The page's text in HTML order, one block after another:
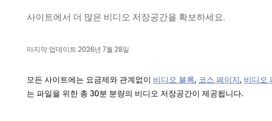
사이트에서 더 많은 비디오 저장공간을 확보하세요.
마지막 업데이트 2026년 7월 28일
모든 사이트에는 요금제와 관계없이 비디오 블록, 코스 페이지, 비디오
는 파일을 위한 총 30분 분량의 비디오 저장공간이 제공됩니다.